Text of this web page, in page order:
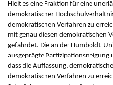
Hielt es eine Fraktion für eine
demokratischer
demokratischen Verfahren zu
mit genau diesen demokratischen
gefährdet. Die an der Humboldt-
ausgeprägte
dass die Auffassung,
demokratischen Verfahren zu